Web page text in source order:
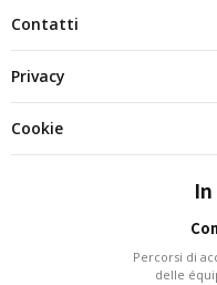
Contatti
Privacy
Cookie
Percorsi di
delle